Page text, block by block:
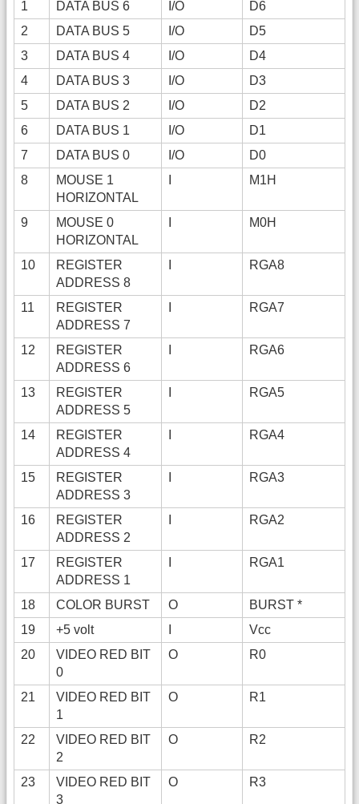
1 DATA BUS 6 I/O
D6
2
DATA BUS 5 I/O
D5
3
DATA BUS 4 I/O
D4
4
DATA BUS 3 I/O
D3
5
DATA BUS 2 I/O
D2
6
DATA BUS 1 I/O
D1
7
DATA BUS 0 I/O
D0
8
MOUSE 1
HORIZONTAL
M1H
9
MOUSE 0
HORIZONTAL
M0H
10
REGISTER
ADDRESS 8
RGA8
11
REGISTER
ADDRESS 7
RGA7
12
REGISTER
ADDRESS 6
RGA6
13
REGISTER
ADDRESS 5
RGA5
14
REGISTER
ADDRESS 4
RGA4
15
REGISTER
ADDRESS 3
RGA3
16
REGISTER
ADDRESS 2
RGA2
17
REGISTER
ADDRESS 1
RGA1
18 COLOR BURST O
BURST *
19
+5 volt
Vcc
20
VIDEO RED BIT
0
O R0
21
VIDEO RED BIT
1
O R1
22
VIDEO RED BIT
2
O R2
23
VIDEO RED BIT
3
O R3